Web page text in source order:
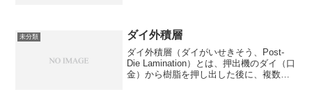
◎←...
未分類 ダイ外積層
ダイ外積層（ダイがいせきそう、Post-
Die Lamination）とは、押出機のダイ（口
金）から樹脂を押し出した後に、複数の